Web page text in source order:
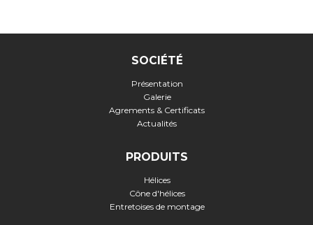
SOCIÉTÉ
Présentation
Galerie
Agrements & Certificats
Actualités
PRODUITS
Hélices
Cône d'hélices
Entretoises de montage